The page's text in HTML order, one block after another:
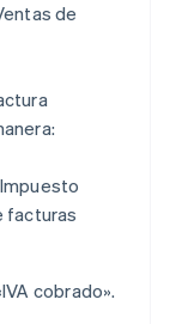
de
facturas
cobrado».